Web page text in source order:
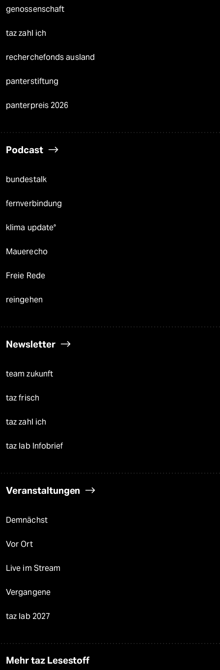
genossenschaft
taz zahl ich
recherchefonds ausland
panterstiftung
panterpreis 2026
Podcast
bundestalk
fernverbindung
klima update°
Mauerecho
Freie Rede
reingehen
Newsletter
team zukunft
taz frisch
taz zahl ich
taz lab Infobrief
Veranstaltungen
Demnächst
Vor Ort
Live im Stream
Vergangene
taz lab 2027
Mehr taz Lesestoff